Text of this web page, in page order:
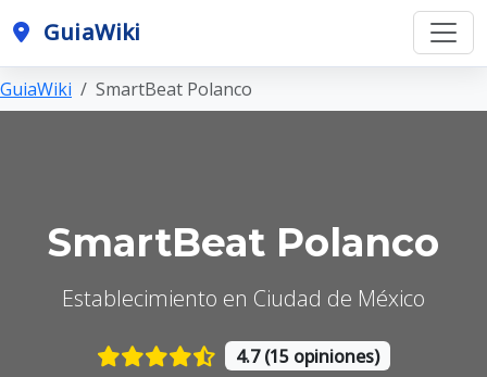
GuiaWiki
GuiaWiki SmartBeat Polanco
SmartBeat Polanco
Establecimiento en Ciudad de México
4.7 (15 opiniones)